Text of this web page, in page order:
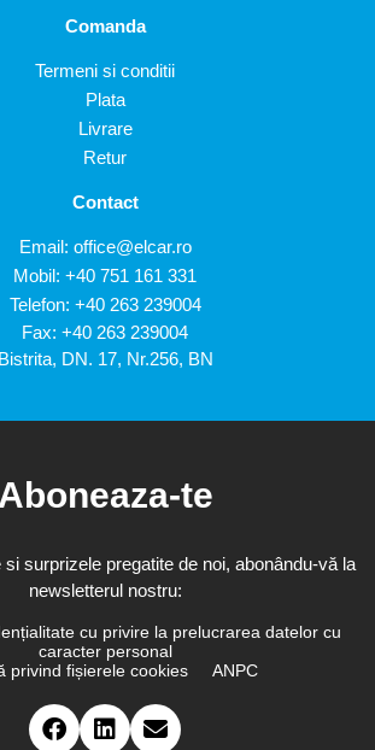
Comanda
Termeni si conditii
Plata
Livrare
Retur
Contact
Email: office@elcar.ro
Mobil: +40 751 161 331
Telefon: +40 263 239004
Fax: +40 263 239004
Bistrita, DN. 17, Nr.256, BN
Aboneaza-te
surprizele pregatite de noi, abonându-vă la
newsletterul nostru:
cu privire la prelucrarea datelor cu
caracter personal
privind fișierele cookies
ANPC